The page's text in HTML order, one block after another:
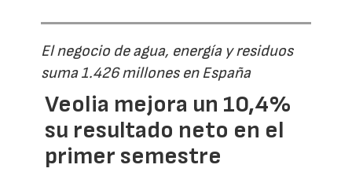
El negocio de agua, energía y residuos
suma 1.426 millones en España
Veolia mejora un 10,4%
su resultado neto en el
primer semestre